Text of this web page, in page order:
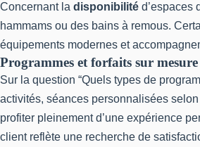
Concernant la disponibilité d’espaces
hammams ou des bains à remous.
équipements modernes et
Programmes et forfaits sur mesure
Sur la question “Quels types de
activités, séances personnalisées
profiter pleinement d’une expérience
client reflète une recherche de